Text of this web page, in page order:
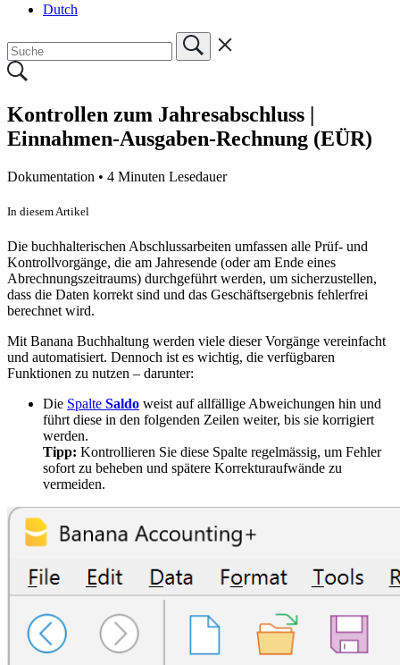
Dutch
Kontrollen zum Jahresabschluss |
Einnahmen-Ausgaben-Rechnung (EÜR)
Dokumentation • 4 Minuten Lesedauer
In diesem Artikel
Die buchhalterischen Abschlussarbeiten umfassen alle Prüf- und
Kontrollvorgänge, die am Jahresende (oder am Ende eines
Abrechnungszeitraums) durchgeführt werden, um sicherzustellen,
dass die Daten korrekt sind und das Geschäftsergebnis fehlerfrei
berechnet wird.
Mit Banana Buchhaltung werden viele dieser Vorgänge vereinfacht
und automatisiert. Dennoch ist es wichtig, die verfügbaren
Funktionen zu nutzen – darunter:
Die Spalte Saldo weist auf allfällige Abweichungen hin und
führt diese in den folgenden Zeilen weiter, bis sie korrigiert
werden.
Tipp: Kontrollieren Sie diese Spalte regelmässig, um Fehler
sofort zu beheben und spätere Korrekturaufwände zu
vermeiden.